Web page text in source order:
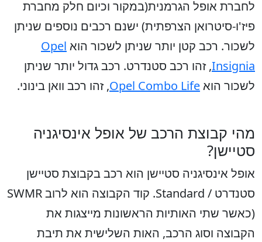
לחברת אופל הגרמנית(במקור וכיום חלק מחברת
פיז'ו-סיטרואן הצרפתית) ישנם רכבים נוספים שניתן
לשכור. רכב קטן יותר שניתן לשכור הוא Opel
Insignia, זהו רכב סטנדרט. רכב גדול יותר שניתן
לשכור הואOpel Combo Life, זהו רכב וואן בינוני.
מהי קבוצת הרכב של אופל אינסיגניה
סטיישן?
אופל אינסיגניה סטיישן הוא רכב בקבוצת סטיישן
סטנדרט / Standard. קוד הקבוצה הוא לרוב SWMR
(כאשר שתי האותיות הראשונות מייצגות את
הקבוצה וסוג הרכב, האות השלישית את תיבת